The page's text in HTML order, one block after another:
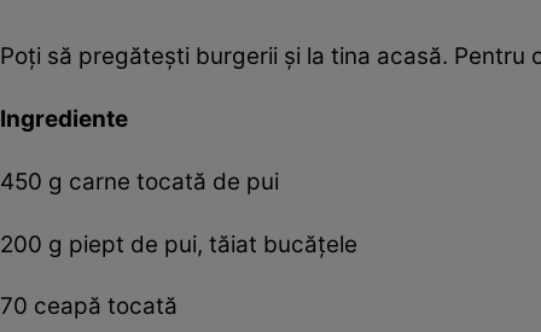
Poţi să pregăteşti burgerii şi la tina acasă.
Ingrediente
450 g carne tocată de pui
200 g piept de pui, tăiat bucăţele
70 ceapă tocată